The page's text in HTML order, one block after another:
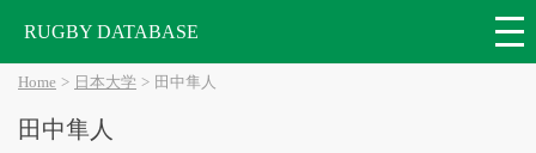
RUGBY DATABASE
Home 日本大学 田中隼人
田中隼人